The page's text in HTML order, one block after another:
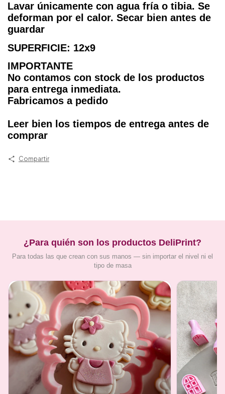
Lavar únicamente con agua fría o tibia. Se
deforman por el calor. Secar bien antes de
guardar
SUPERFICIE: 12x9
IMPORTANTE
No contamos con stock de los productos
para entrega inmediata.
Fabricamos a pedido
Leer bien los tiempos de entrega antes de
comprar
Compartir
¿Para quién son los productos DeliPrint?
Para todas las que crean con sus manos — sin importar el nivel ni el
tipo de masa